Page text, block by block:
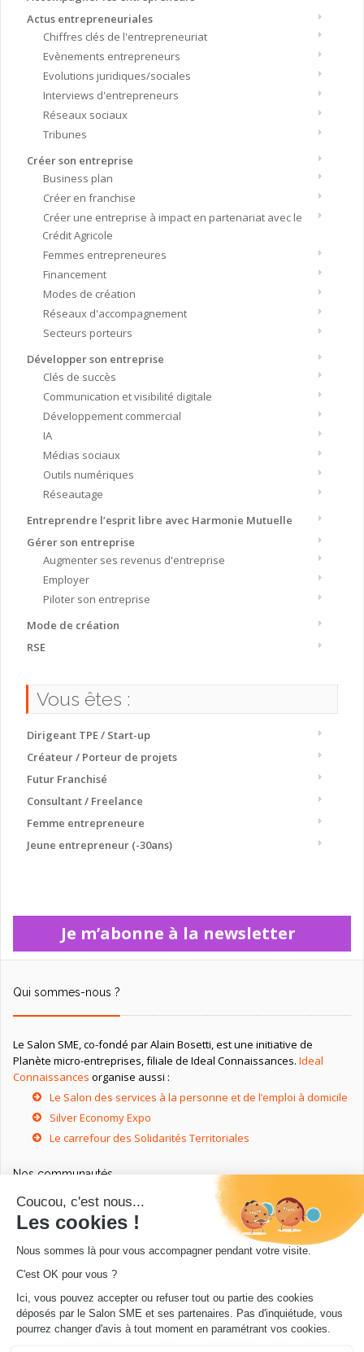
Actus entrepreneuriales
Chiffres clés de l'entrepreneuriat
Evènements entrepreneurs
Evolutions juridiques/sociales
Interviews d'entrepreneurs
Réseaux sociaux
Tribunes
Créer son entreprise
Business plan
Créer en franchise
Créer une entreprise à impact en partenariat avec le
Crédit Agricole
Femmes entrepreneures
Financement
Modes de création
Réseaux d'accompagnement
Secteurs porteurs
Développer son entreprise
Clés de succès
Communication et visibilité digitale
Développement commercial
IA
Médias sociaux
Outils numériques
Réseautage
Entreprendre l’esprit libre avec Harmonie Mutuelle
Gérer son entreprise
Augmenter ses revenus d'entreprise
Employer
Piloter son entreprise
Mode de création
RSE
Vous êtes :
Dirigeant TPE / Start-up
Créateur / Porteur de projets
Futur Franchisé
Consultant / Freelance
Femme entrepreneure
Jeune entrepreneur (-30ans)
Je m’abonne à la newsletter
Qui sommes-nous ?
Le Salon SME, co-fondé par Alain Bosetti, est une initiative de
Planète micro-entreprises, filiale de Ideal Connaissances. Ideal
Connaissances organise aussi :
Le Salon des services à la personne et de l’emploi à domicile
Silver Economy Expo
Le carrefour des Solidarités Territoriales
Nos communautés
Ressources utiles
Livres utiles pour les entrepreneurs